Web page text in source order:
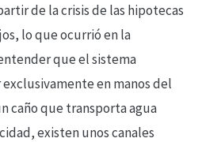
de la crisis de las hipotecas
lo que ocurrió en la
que el sistema
en manos del
caño que transporta agua
existen unos canales